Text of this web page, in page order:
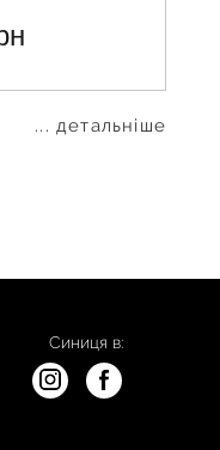
... детальніше
Синиця в: